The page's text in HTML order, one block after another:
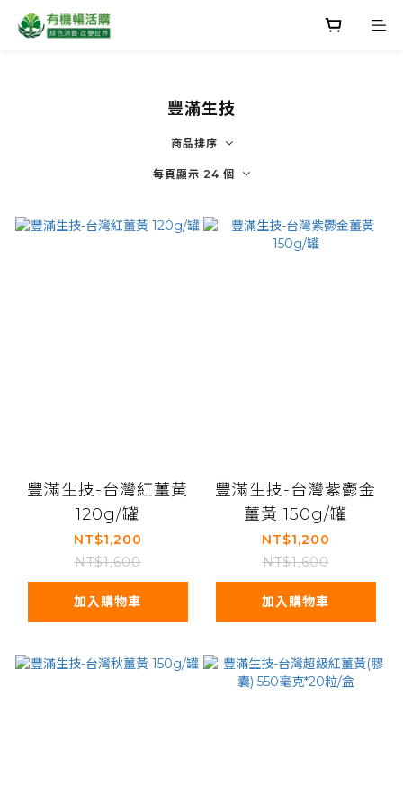
豐滿生技
商品排序
每頁顯示 24 個
豐滿生技-台灣紅薑黃
120g/罐
NT$1,200
NT$1,600
加入購物車
豐滿生技-台灣紫鬱金
薑黃 150g/罐
NT$1,200
NT$1,600
加入購物車